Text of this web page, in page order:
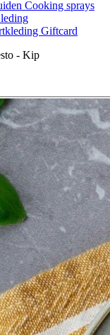
Cooking sprays
Giftcard
- Kip